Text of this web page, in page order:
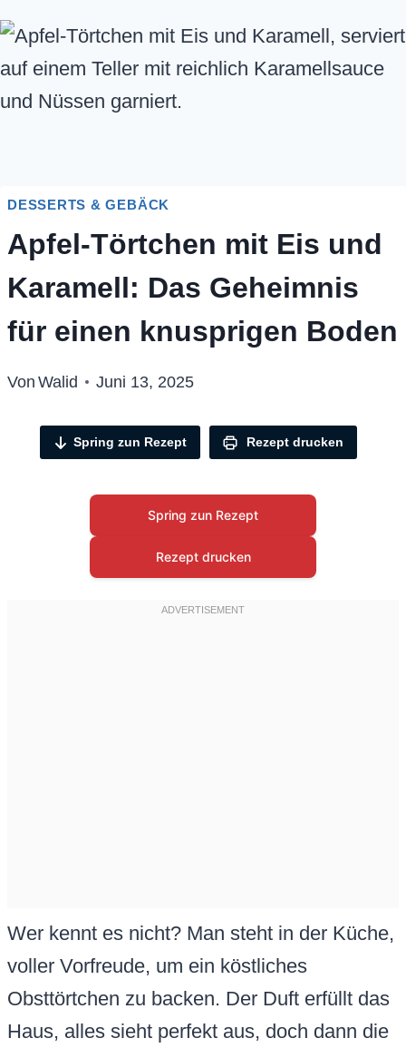
DESSERTS & GEBÄCK
Apfel-Törtchen mit Eis und
Karamell: Das Geheimnis
für einen knusprigen Boden
Von Walid Juni 13, 2025
Spring zun Rezept Rezept drucken
Spring zun Rezept
Rezept drucken
Wer kennt es nicht? Man steht in der Küche,
voller Vorfreude, um ein köstliches
Obsttörtchen zu backen. Der Duft erfüllt das
Haus, alles sieht perfekt aus, doch dann die